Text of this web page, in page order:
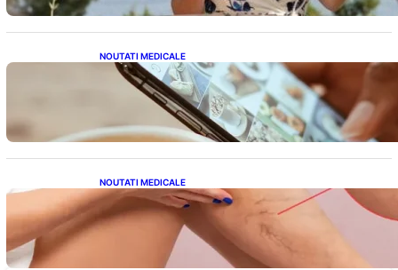
NOUTATI MEDICALE
Revoluția Bateriilor pentru Telefoane:
Avantaje, Provocări și Viitorul Tehnologiei
Energetice
NOUTATI MEDICALE
Varicele și Umflarea Picioarelor pe Caniculă:
Înțelegerea Simptomelor și Măsurilor de
Prevenție